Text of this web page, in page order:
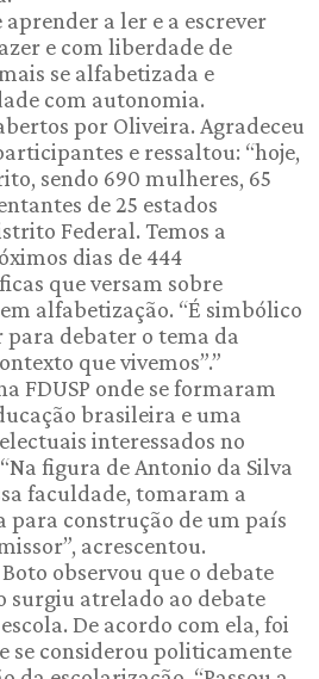
a ler e a escrever
e com liberdade de
se alfabetizada e
com autonomia.
por Oliveira. Agradeceu
e ressaltou: “hoje,
sendo 690 mulheres, 65
de 25 estados
Federal. Temos a
dias de 444
que versam sobre
alfabetização. “É simbólico
debater o tema da
que vivemos”.”
FDUSP onde se formaram
brasileira e uma
interessados no
figura de Antonio da Silva
faculdade, tomaram a
para construção de um país
acrescentou.
observou que o debate
surgiu atrelado ao debate
De acordo com ela, foi
se considerou politicamente